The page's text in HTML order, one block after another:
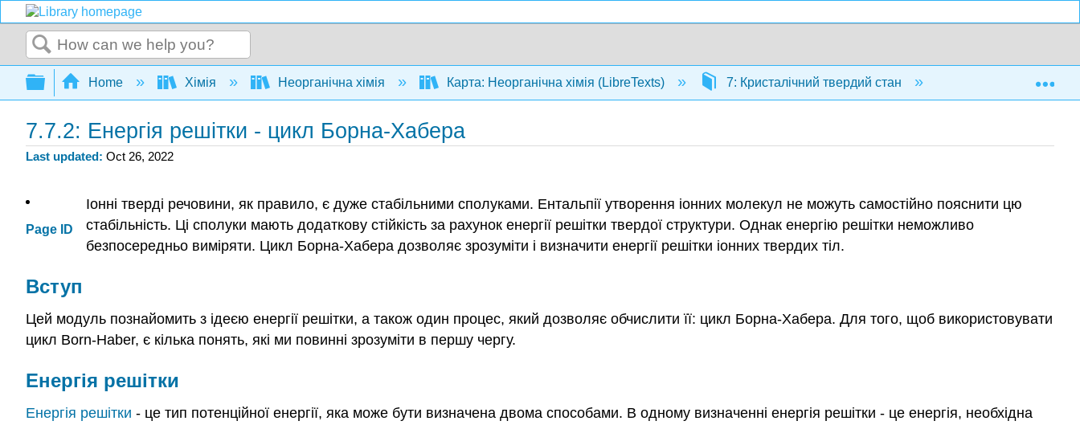
Search
Expand/collapse global hierarchy
Home Хімія Неорганічна хімія Карта: Неорганічна хімія (LibreTexts) 7: Кристалічний твердий стан 7.7:
7.7.2: Енергія решітки - цикл Борна-Хабера
Last updated Oct 26, 2022
Page ID
Іонні тверді речовини, як правило, є дуже стабільними сполуками. Ентальпії утворення іонних молекул не можуть самостійно пояснити цю
стабільність. Ці сполуки мають додаткову стійкість за рахунок енергії решітки твердої структури. Однак енергію решітки неможливо
безпосередньо виміряти. Цикл Борна-Хабера дозволяє зрозуміти і визначити енергії решітки іонних твердих тіл.
Вступ
Цей модуль познайомить з ідеєю енергії решітки, а також один процес, який дозволяє обчислити її: цикл Борна-Хабера. Для того, щоб використовувати
цикл Born-Haber, є кілька понять, які ми повинні зрозуміти в першу чергу.
Енергія решітки
Енергія решітки - це тип потенційної енергії, яка може бути визначена двома способами. В одному визначенні енергія решітки - це енергія, необхідна